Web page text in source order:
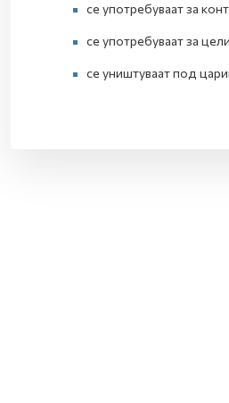
се употребуваат за
се употребуваат за
се уништуваат под